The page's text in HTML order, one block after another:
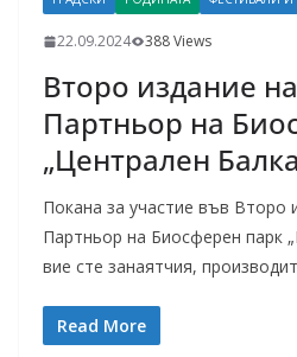
22.09.2024 388 Views
Второ издание
Партньор на
„Централен
Покана за участие във Второ
Партньор на Биосферен парк
вие сте занаятчия,
Read More